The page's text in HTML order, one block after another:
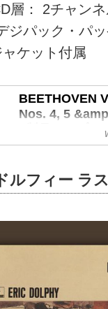
層： 2チャン
ジパック・パ
ケット付属
BEETHOVEN
Nos. 4, 5
| 製品トップ |
日本のハイエ
1980年度の第18
ルフィー ラ